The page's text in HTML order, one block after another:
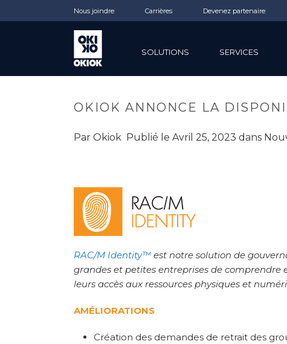
Nous joindre Carrières Devenez partenaire
SOLUTIONS SERVICES
OKIOK ANNONCE LA
Par Okiok Publié le Avril 25, 2023 dans
RAC/M Identity™ est notre solution de
grandes et petites entreprises de comprendre
leurs accès aux ressources physiques et
AMÉLIORATIONS
Création des demandes de retrait des